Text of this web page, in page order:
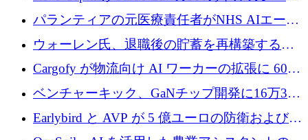
ラウンドを主導し、訴訟プラットフォームを
パランティアの元医療責任者がNHS AIエージ
ェントの立ち上げに1,000万ポンドを調達
ウォーレン氏、退職後の貯蓄を再構築するた
めに1,000万ユーロを調達
Cargofy が物流向け AI ワーカーの拡張に 600
万ドルを獲得
ベンチャーキック、GaNチップ開発に16万3千
ユーロでMinisaを支援
Earlybird と AVP が 5 億ユーロの防衛および二
重用途の成長基金である E2D を立ち上げる